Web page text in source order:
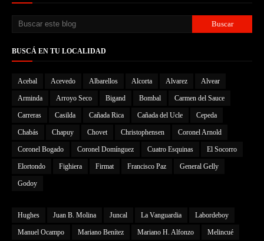
BUSCÁ EN TU LOCALIDAD
Acebal Acevedo Albarellos Alcorta Alvarez Alvear
Arminda Arroyo Seco Bigand Bombal Carmen del Sauce
Carreras Casilda Cañada Rica Cañada del Ucle Cepeda
Chabás Chapuy Chovet Christophensen Coronel Arnold
Coronel Bogado Coronel Domínguez Cuatro Esquinas El Socorro
Elortondo Fighiera Firmat Francisco Paz General Gelly
Godoy
Hughes Juan B. Molina Juncal La Vanguardia Labordeboy
Manuel Ocampo Mariano Benítez Mariano H. Alfonzo Melincué